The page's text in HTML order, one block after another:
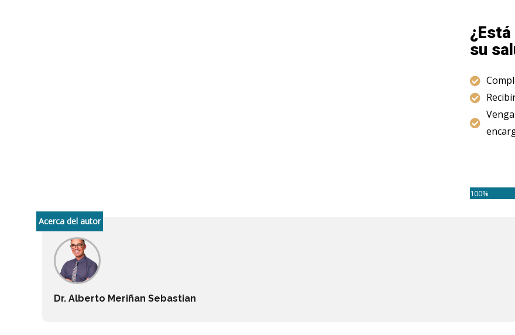
su
100%
Acerca del autor
Dr. Alberto Meriñan Sebastian